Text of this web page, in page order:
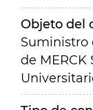
Objeto del
Suministro
de MERCK